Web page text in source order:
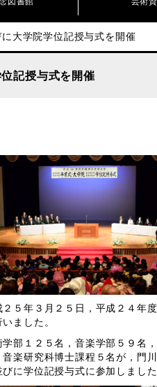
大学院学位記授与式を開催
記授与式を開催
５年３月２５日，平成２４年
ました。
部１２５名，音楽学部５９名
音楽研究科博士課程５名が，門
びに学位記授与式に参加しました